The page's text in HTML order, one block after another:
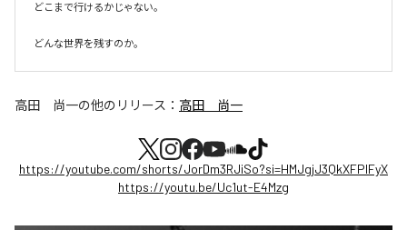
どこまで行けるかじゃない。
どんな世界を残すのか。
高田 尚一の他のリリース： 高田 尚一
https://youtube.com/shorts/JorDm3RJiSo?si=HMJgjJ3QkXFPlFyX
https://youtu.be/Uc1ut-E4Mzg